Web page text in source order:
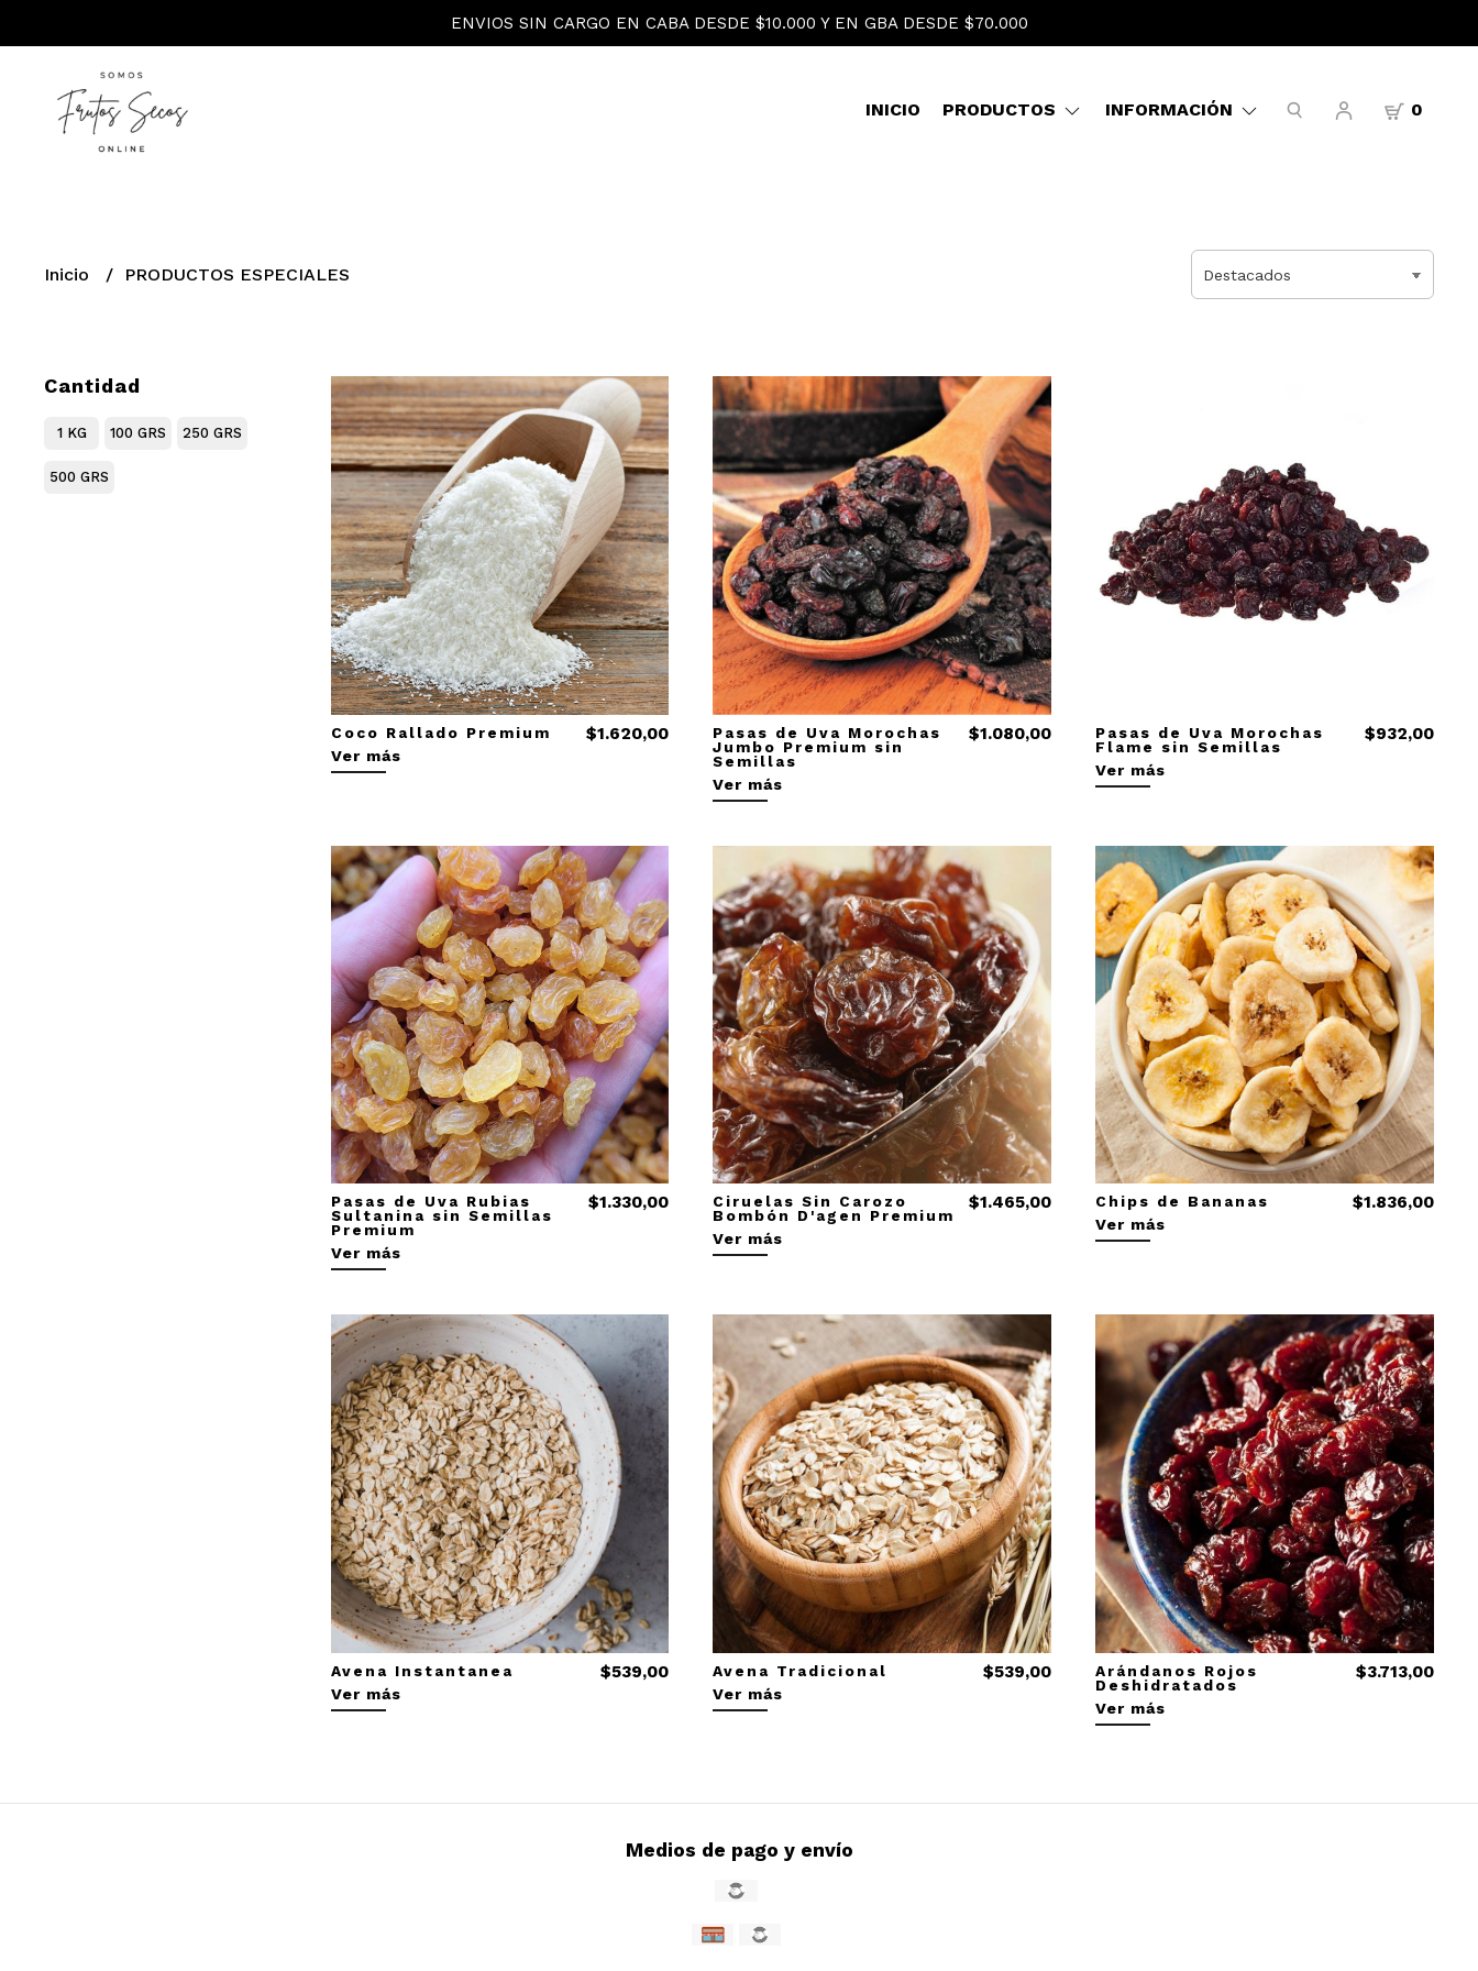
ENVIOS SIN CARGO EN CABA DESDE $10.000 Y EN GBA DESDE $70.000
INICIO PRODUCTOS INFORMACIÓN 0
Inicio PRODUCTOS ESPECIALES
Cantidad
1 KG 100 GRS 250 GRS
500 GRS
Coco Rallado Premium $1.620,00
Ver más
Pasas de Uva Morochas
Jumbo Premium sin
Semillas
$1.080,00
Ver más
Pasas de Uva Morochas
Flame sin Semillas
$932,00
Ver más
Pasas de Uva Rubias
Sultanina sin Semillas
Premium
$1.330,00
Ver más
Ciruelas Sin Carozo
Bombón D'agen Premium
$1.465,00
Ver más
Chips de Bananas $1.836,00
Ver más
Avena Instantanea $539,00
Ver más
Avena Tradicional $539,00
Ver más
Arándanos Rojos
Deshidratados
$3.713,00
Ver más
Medios de pago y envío